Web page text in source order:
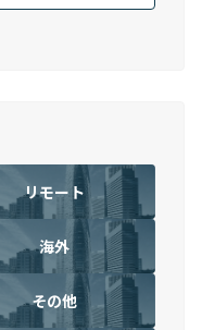
リモート
海外
その他